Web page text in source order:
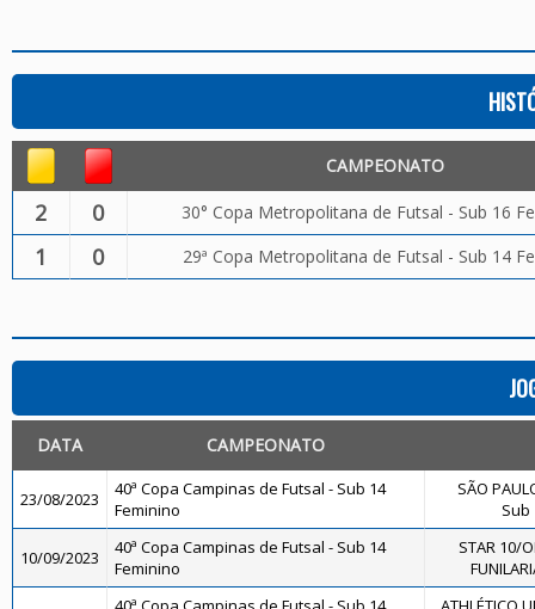
CAMPEONATO
2 0 30° Copa Metropolitana de Futsal - Sub 16
1 0 29ª Copa Metropolitana de Futsal - Sub 14
DATA CAMPEONATO
23/08/2023
40ª Copa Campinas de Futsal - Sub 14
Feminino
SÃO
Sub
10/09/2023
40ª Copa Campinas de Futsal - Sub 14
Feminino
STAR 10/